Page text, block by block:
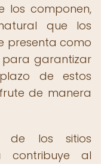
los componen,
que los
presenta como
para garantizar
de estos
de manera
de los sitios
contribuye al